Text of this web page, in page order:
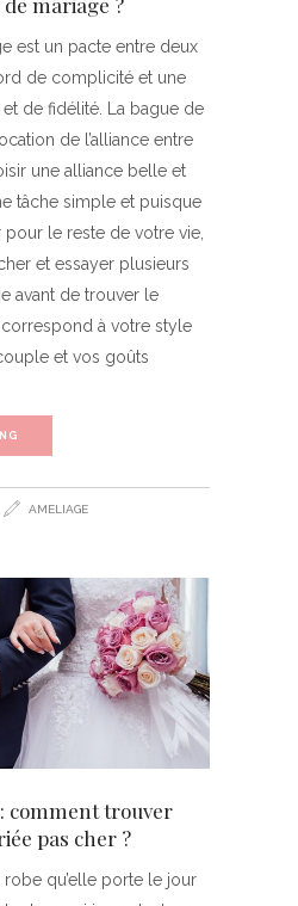
est un pacte entre deux
de complicité et une
de fidélité. La bague de
de l’alliance entre
une alliance belle et
tâche simple et puisque
le reste de votre vie,
et essayer plusieurs
avant de trouver le
à votre style
et vos goûts
AMELIAGE
comment trouver
pas cher ?
robe qu’elle porte le jour